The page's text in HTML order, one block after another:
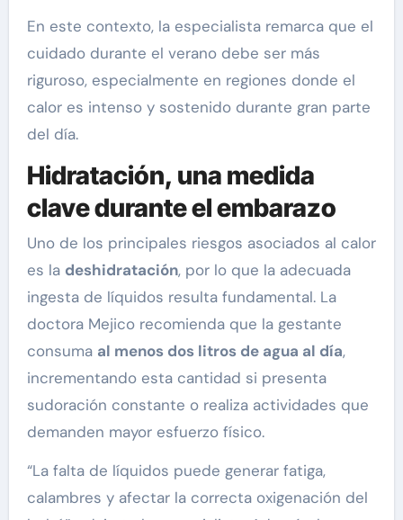
En este contexto, la especialista remarca que el
cuidado durante el verano debe ser más
riguroso, especialmente en regiones donde el
calor es intenso y sostenido durante gran parte
del día.
Hidratación, una medida
clave durante el embarazo
Uno de los principales riesgos asociados al calor
es la deshidratación, por lo que la adecuada
ingesta de líquidos resulta fundamental. La
doctora Mejico recomienda que la gestante
consuma al menos dos litros de agua al día,
incrementando esta cantidad si presenta
sudoración constante o realiza actividades que
demanden mayor esfuerzo físico.
“La falta de líquidos puede generar fatiga,
calambres y afectar la correcta oxigenación del